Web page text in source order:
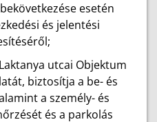
esetén
és jelentési
utcai Objektum
biztosítja a be- és
a személy- és
és a parkolás